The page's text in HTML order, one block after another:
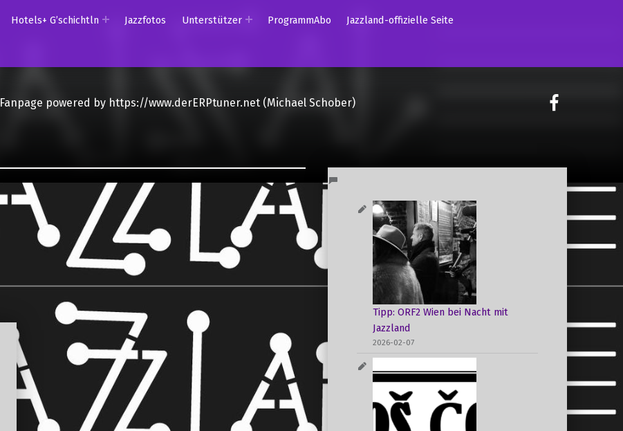
Hotels+ G’schichtln Jazzfotos Unterstützer ProgrammAbo Jazzland-offizielle Seite
Fanpage powered by https://www.derERPtuner.net (Michael Schober)
on
Tipp: ORF2 Wien bei Nacht mit
Jazzland
2026-02-07